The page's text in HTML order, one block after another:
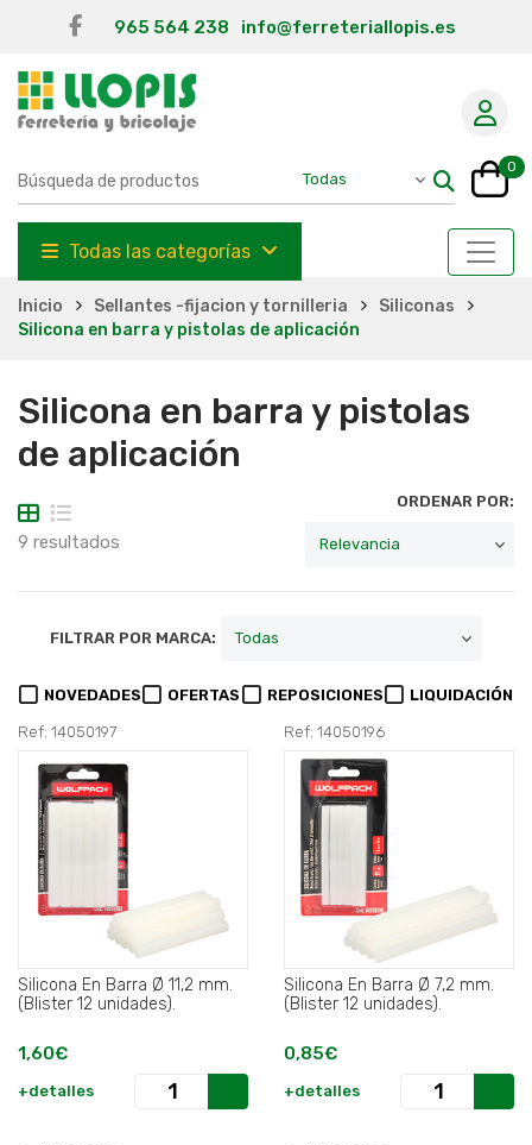
965 564 238 info@ferreteriallopis.es
0
Todas las categorías
Inicio Sellantes -fijacion y tornilleria
Siliconas
Silicona en barra y pistolas de aplicación
Silicona en barra y pistolas
de aplicación
9 resultados
ORDENAR POR:
FILTRAR POR MARCA:
NOVEDADES OFERTAS REPOSICIONES LIQUIDACIÓN
Ref: 14050197
Silicona En Barra Ø 11,2 mm.
(Blister 12 unidades).
1,60€
+detalles
Ref: 14050196
Silicona En Barra Ø 7,2 mm.
(Blister 12 unidades).
0,85€
+detalles